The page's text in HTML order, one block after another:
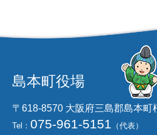
島本町役場
〒618-8570 大阪府三島郡島本町
Tel： 075-961-5151 （代表）